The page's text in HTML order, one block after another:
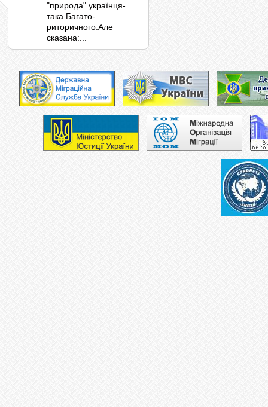
"природа" українця-
така.Багато-
риторичного.Але
сказана:...